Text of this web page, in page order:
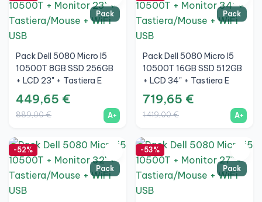
Pack
Pack Dell 5080 Micro I5
10500T 8GB SSD 256GB
+ LCD 23" + Tastiera E
Mouse Wireless + WiFi
449,65 €
889,00 € A+
Pack
Pack Dell 5080 Micro I5
10500T 16GB SSD 512GB
+ LCD 34" + Tastiera E
Mouse Wireless + WiFi
719,65 €
1.419,00 € A+
Pack
-52%
Pack
-53%